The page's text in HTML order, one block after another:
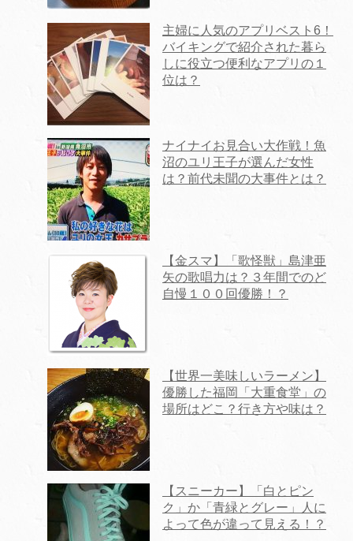
主婦に人気のアプリベスト6！
バイキングで紹介された暮ら
しに役立つ便利なアプリの１
位は？
ナイナイお見合い大作戦！魚
沼のユリ王子が選んだ女性
は？前代未聞の大事件とは？
【金スマ】「歌怪獣」島津亜
矢の歌唱力は？３年間でのど
自慢１００回優勝！？
【世界一美味しいラーメン】
優勝した福岡「大重食堂」の
場所はどこ？行き方や味は？
【スニーカー】「白とピン
ク」か「青緑とグレー」人に
よって色が違って見える！？